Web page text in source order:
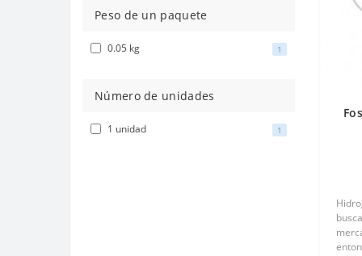
Peso de un paquete
0.05 kg 1
Número de unidades
1 unidad 1